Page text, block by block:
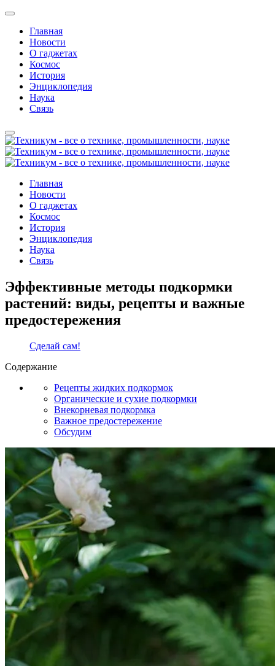
Главная
Новости
О гаджетах
Космос
История
Энциклопедия
Наука
Связь
Главная
Новости
О гаджетах
Космос
История
Энциклопедия
Наука
Связь
Эффективные методы подкормки
растений: виды, рецепты и важные
предостережения
Сделай сам!
Содержание
Рецепты жидких подкормок
Органические и сухие подкормки
Внекорневая подкормка
Важное предостережение
Обсудим